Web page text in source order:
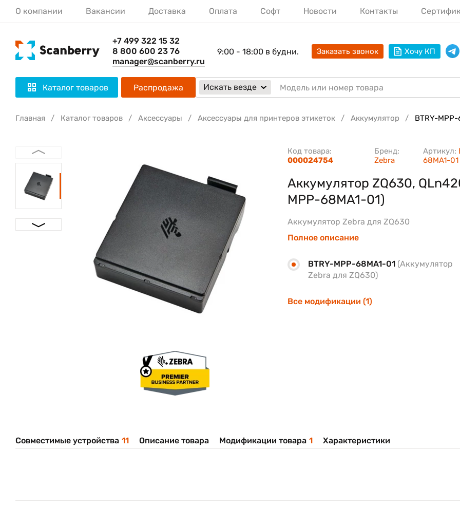
О компании Вакансии Доставка Оплата Софт Новости Контакты
+7 499 322 15 32
8 800 600 23 76
manager@scanberry.ru
9:00 - 18:00 в будни. Заказать звонок Хочу КП
Каталог товаров Распродажа Искать везде
Главная Каталог товаров Аксессуары Аксессуары для принтеров этикеток Аккумулятор BTRY-MPP-
Бренд:
Zebra
Код товара:
000024754
Артикул:
68MA1-01
Аккумулятор ZQ630,
MPP-68MA1-01)
Аккумулятор Zebra для ZQ630
Полное описание
BTRY-MPP-68MA1-01 (Аккумулятор
Zebra для ZQ630)
Все модификации (1)
Совместимые устройства 11 Описание товара Модификации товара 1 Характеристики